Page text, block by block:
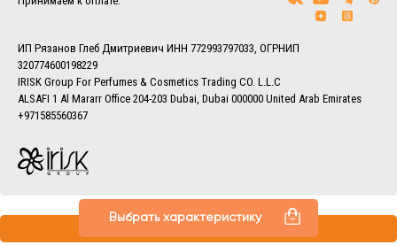
Выбрать характеристику
линии, Байкал-Сервис, DPD, ЖелДорЭкспедиция)
заказов вы можете в разделеДоставка.
ИП Рязанов Глеб Дмитриевич ИНН 772993797033, ОГРНИП
320774600198229
IRISK Group For Perfumes & Cosmetics Trading CO. L.L.C
ALSAFI 1 Al Mararr Office 204-203 Dubai, Dubai 000000 United Arab Emirates
+971585560367
Все права защищены © 2013–2026 IRISK